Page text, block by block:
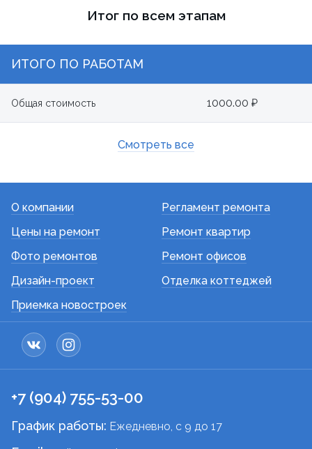
Итог по всем этапам
ИТОГО ПО РАБОТАМ
Общая стоимость 1000.00 ₽
Смотреть все
О компании
Цены на ремонт
Фото ремонтов
Дизайн-проект
Приемка новостроек
Регламент ремонта
Ремонт квартир
Ремонт офисов
Отделка коттеджей
+7 (904) 755-53-00
График работы: Ежедневно, c 9 до 17